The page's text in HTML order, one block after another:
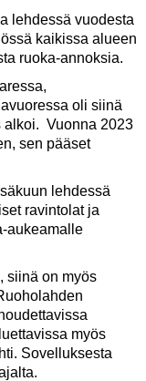
lehdessä vuodesta
kaikissa alueen
ruoka-annoksia.
oli siinä
alkoi. Vuonna 2023
sen pääset
lehdessä
ravintolat ja
aukeamalle
siinä on myös
myös
Sovelluksesta